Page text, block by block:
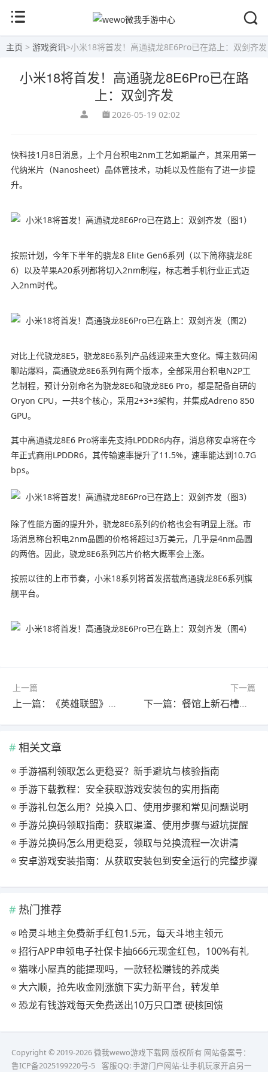
主页 > 游戏资讯>小米18将首发！高通骁龙8E6Pro已在路上：双剑齐发
小米18将首发！高通骁龙8E6Pro已在路
上：双剑齐发
2026-05-19 02:02
快科技1月8日消息，上个月台积电2nm工艺如期量产，其采用第一
代纳米片（Nanosheet）晶体管技术，功耗以及性能有了进一步提
升。
按照计划，今年下半年的骁龙8 Elite Gen6系列（以下简称骁龙8E
6）以及苹果A20系列都将切入2nm制程，标志着手机行业正式迈
入2nm时代。
对比上代骁龙8E5，骁龙8E6系列产品线迎来重大变化。博主数码闲
聊站爆料，高通骁龙8E6系列有两个版本，全部采用台积电N2P工
艺制程，预计分别命名为骁龙8E6和骁龙8E6 Pro，都是配备自研的
Oryon CPU，一共8个核心，采用2+3+3架构，并集成Adreno 850
GPU。
其中高通骁龙8E6 Pro将率先支持LPDDR6内存，消息称安卓将在今
年正式商用LPDDR6，其传输速率提升了11.5%，速率能达到10.7G
bps。
除了性能方面的提升外，骁龙8E6系列的价格也会有明显上涨。市
场消息称台积电2nm晶圆的价格将超过3万美元，几乎是4nm晶圆
的两倍。因此，骁龙8E6系列芯片价格大概率会上涨。
按照以往的上市节奏，小米18系列将首发搭载高通骁龙8E6系列旗
舰平台。
上一篇
上一篇：《英雄联盟》新皮肤前瞻 莎弥拉、贝蕾亚等
下一篇
下一篇：餐馆上新石槽火锅被说像猪食槽 店家：经过抛光打磨 卫生安全没问题
相关文章
手游福利领取怎么更稳妥？新手避坑与核验指南
手游下载教程：安全获取游戏安装包的实用指南
手游礼包怎么用？兑换入口、使用步骤和常见问题说明
手游兑换码领取指南：获取渠道、使用步骤与避坑提醒
手游兑换码怎么用更稳妥，领取与兑换流程一次讲清
安卓游戏安装指南：从获取安装包到安全运行的完整步骤
热门推荐
哈灵斗地主免费新手红包1.5元，每天斗地主领元
招行APP申领电子社保卡抽666元现金红包，100%有礼
猫咪小屋真的能提现吗，一款轻松赚钱的养成类
大六顺，抢先收金刚涨旗下实力新平台，转发单
恐龙有钱游戏每天免费送出10万只口罩 硬核回馈
Copyright © 2019-2026 微我wewo游戏下载网 版权所有 网站备案号：
鲁ICP备2025199220号-5
客服QQ:手游门户网站-让手机玩家开启另一